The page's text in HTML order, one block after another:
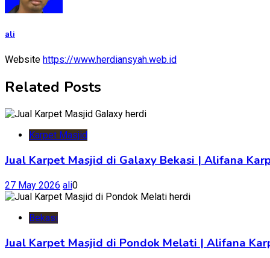
ali
Website https://www.herdiansyah.web.id
Related Posts
Karpet Masjid
Jual Karpet Masjid di Galaxy Bekasi | Alifana
27 May 2026 ali0
Bekasi
Jual Karpet Masjid di Pondok Melati | Alifana